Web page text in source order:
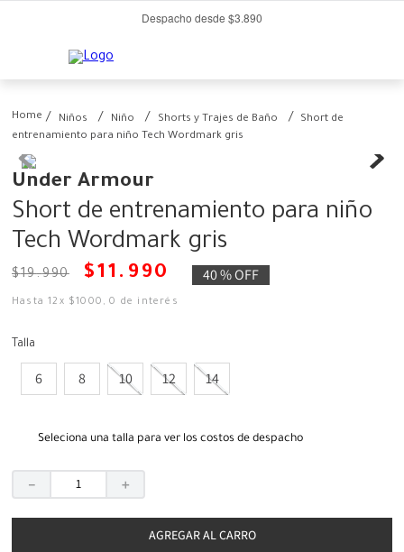
Despacho desde $3.890
Niños Niño Shorts y Trajes de Baño
Short de
entrenamiento para niño Tech Wordmark gris
Under Armour
Short de entrenamiento para niño
Tech Wordmark gris
$19.990 $11 . 990 40 %OFF
Hasta12 x $1000 ,0 de interés
Talla
6 8 10 12 14
Seleciona una talla para ver los costos de despacho
＋
－
AGREGAR AL CARRO